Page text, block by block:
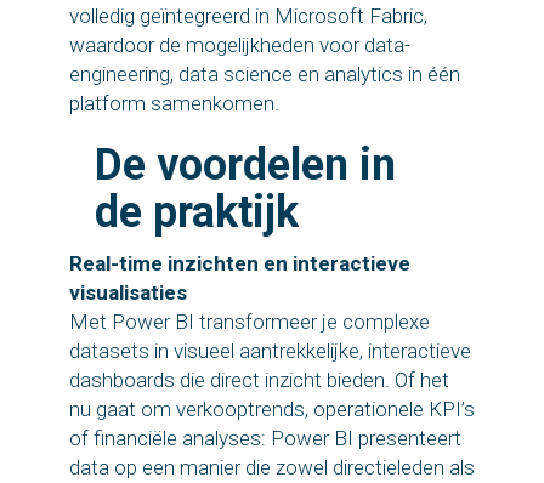
volledig geïntegreerd in Microsoft Fabric,
waardoor de mogelijkheden voor data-
engineering, data science en analytics in één
platform samenkomen.
De voordelen in
de praktijk
Real-time inzichten en interactieve
visualisaties
Met Power BI transformeer je complexe
datasets in visueel aantrekkelijke, interactieve
dashboards die direct inzicht bieden. Of het
nu gaat om verkooptrends, operationele KPI’s
of financiële analyses: Power BI presenteert
data op een manier die zowel directieleden als